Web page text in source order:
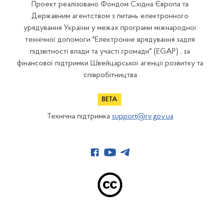
Проект реалізовано Фондом Східна Європа та
Державним агентством з питань електронного
урядування України у межах програми міжнародної
технічної допомоги "Електронне врядування задля
підзвітності влади та участі громади" (EGAP) , за
фінансової підтримки Швейцарської агенції розвитку та
співробітництва
Технічна підтримка support@rv.gov.ua